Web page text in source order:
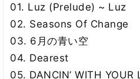
01. Luz (Prelude) ~ Luz
02. Seasons Of Change
03. 6月の青い空
04. Dearest
05. DANCIN’ WITH YOUR